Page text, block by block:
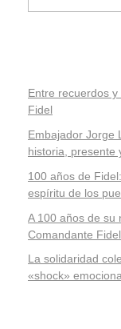
Entre recuerdos
Fidel
Embajador Jorge
historia, presente
100 años de
espíritu de los
A 100 años de su
Comandante
La solidaridad
«shock»